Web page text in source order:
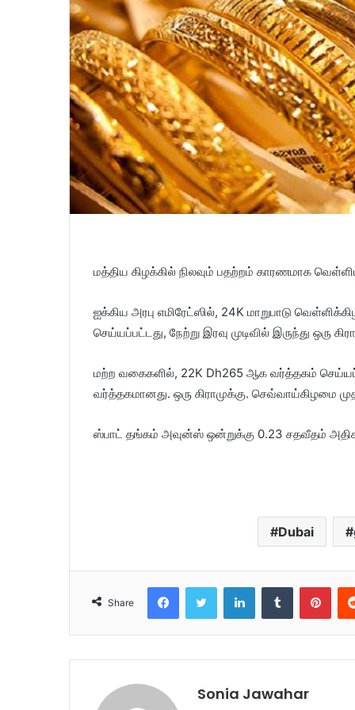
மத்திய கிழக்கில் நிலவும் பதற்றம் காரணமாக
ஐக்கிய அரபு எமிரேட்ஸில், 24K மாறுபாடு
செய்யப்பட்டது, நேற்று இரவு முடிவில் இருந்து ஒரு
மற்ற வகைகளில், 22K Dh265 ஆக வர்த்தகம்
வர்த்தகமானது. ஒரு கிராமுக்கு. செவ்வாய்கிழமை
ஸ்பாட் தங்கம் அவுன்ஸ் ஒன்றுக்கு 0.23 சதவீதம்
Dubai
Share
Sonia Jawahar